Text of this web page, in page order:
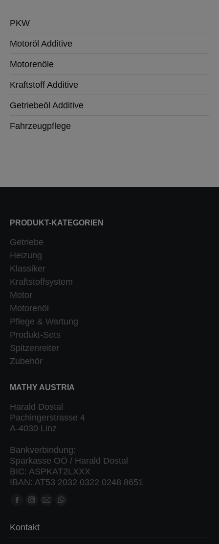
PKW
Motoröl Additive
Motorenöle
Kraftstoff Additive
Getriebeöl Additive
Fahrzeugpflege
PRODUKT-KATEGORIEN
Getriebe
Heizung
Klassiker
Kraftstoffsystem
Motor
Motorenöl
Pflege & Wartung
Produkt-Sets
Spitzenreiter
Zubehör
MATHY AUSTRIA
Harald Dostal
Pachingerstrasse 4
A-4030 Linz
Bankverbindung:
Sparkasse OÖ / Harald Dostal
BIC: ASPKAT2LXXX
IBAN: AT53 2032 0322 0248 8651
Finden Sie uns auf:
Kontakt